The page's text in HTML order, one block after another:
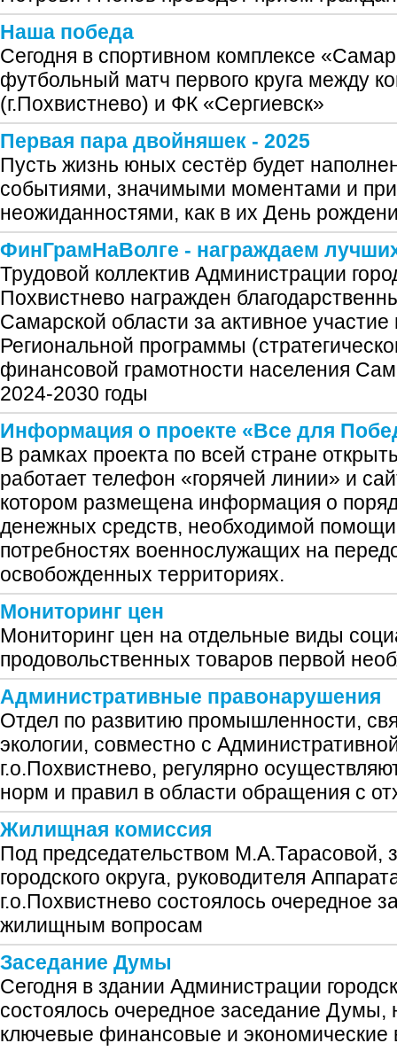
Наша победа
Сегодня в спортивном комплексе
футбольный матч первого круга между
(г.Похвистнево) и ФК «Сергиевск»
Первая пара двойняшек - 2025
Пусть жизнь юных сестёр будет
событиями, значимыми моментами и
неожиданностями, как в их День
ФинГрамНаВолге - награждаем
Трудовой коллектив Администрации
Похвистнево награжден
Самарской области за активное
Региональной программы
финансовой грамотности населения
2024-2030 годы
Информация о проекте «Все для
В рамках проекта по всей стране
работает телефон «горячей линии» и
котором размещена информация о
денежных средств, необходимой
потребностях военнослужащих на
освобожденных территориях.
Мониторинг цен
Мониторинг цен на отдельные виды
продовольственных товаров первой
Административные правонарушения
Отдел по развитию промышленности,
экологии, совместно с
г.о.Похвистнево, регулярно
норм и правил в области обращения с
Жилищная комиссия
Под председательством М.А.Тарасовой,
городского округа, руководителя
г.о.Похвистнево состоялось очередное
жилищным вопросам
Заседание Думы
Сегодня в здании Администрации
состоялось очередное заседание Думы,
ключевые финансовые и экономические